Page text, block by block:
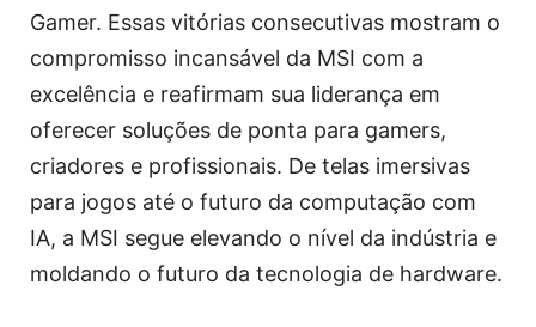
Gamer. Essas vitórias consecutivas mostram o
compromisso incansável da MSI com a
excelência e reafirmam sua liderança em
oferecer soluções de ponta para gamers,
criadores e profissionais. De telas imersivas
para jogos até o futuro da computação com
IA, a MSI segue elevando o nível da indústria e
moldando o futuro da tecnologia de hardware.